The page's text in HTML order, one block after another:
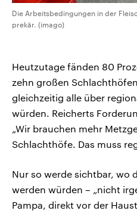
Die Arbeitsbedingungen in der
prekär. (imago)
Heutzutage fänden 80
zehn großen
gleichzeitig alle über
würden. Reicherts
„Wir brauchen mehr
Schlachthöfe. Das muss
Nur so werde sichtbar, wo
werden würden – „nicht
Pampa, direkt vor der